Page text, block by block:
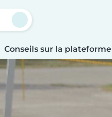
Conseils sur la plateforme